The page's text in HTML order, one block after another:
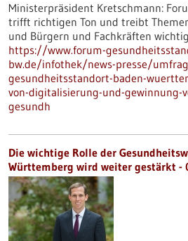
Ministerpräsident Kretschmann:
trifft richtigen Ton und treibt
und Bürgern und Fachkräften
https://www.forum-
bw.de/infothek/news-presse/
gesundheitsstandort-baden-
von-digitalisierung-und-gewinnung-
gesundh
Die wichtige Rolle der
Württemberg wird weiter gestärkt -